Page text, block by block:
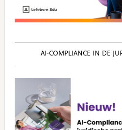
AI‑COMPLIANCE IN DE